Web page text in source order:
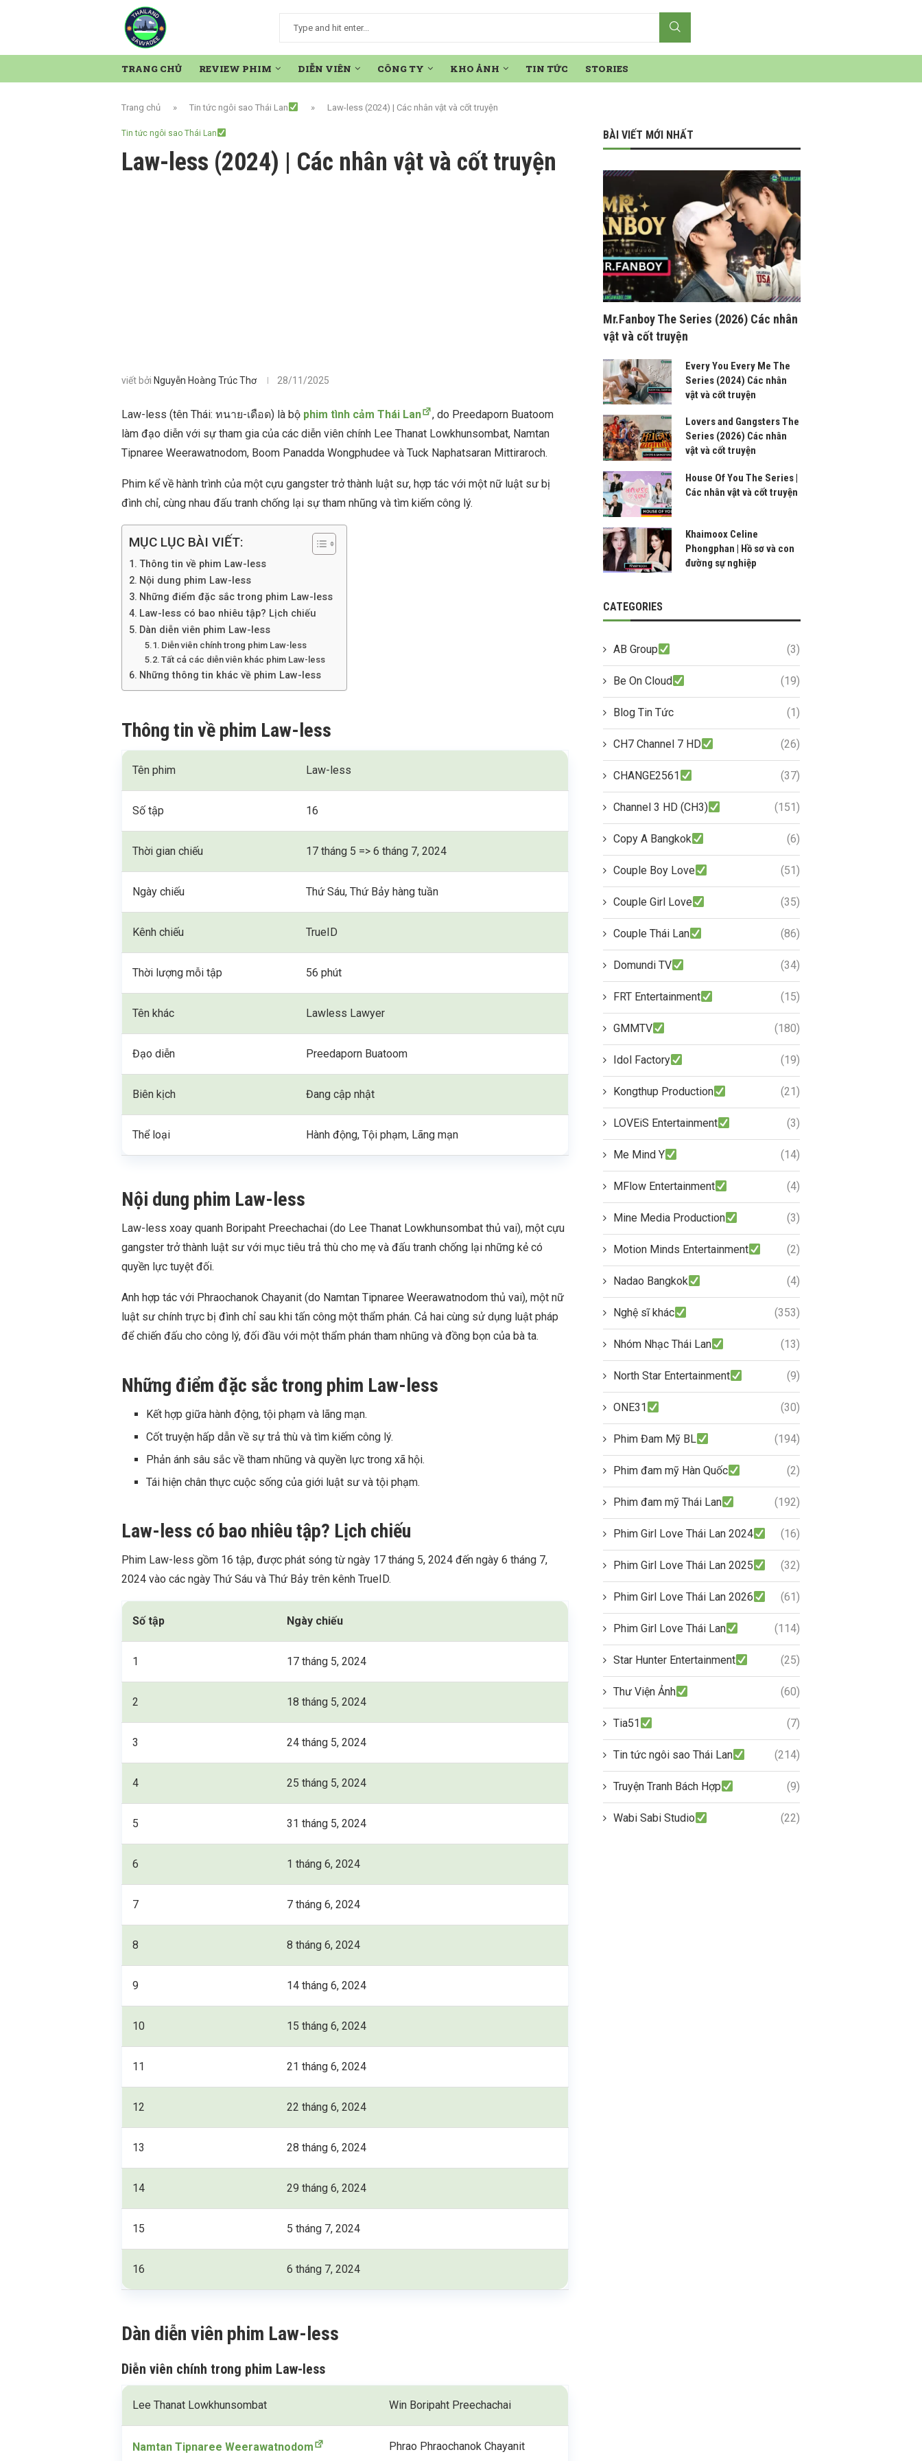
TRANG CHỦ REVIEW PHIM DIỄN VIÊN CÔNG TY KHO ẢNH TIN TỨC STORIES
Trang chủ » Tin tức ngôi sao Thái Lan » Law-less (2024) | Các nhân vật và cốt truyện
Tin tức ngôi sao Thái Lan
Law-less (2024) | Các nhân vật và cốt truyện
viết bởi Nguyễn Hoàng Trúc Thơ 28/11/2025
Law-less (tên Thái: ทนาย-เดือด) là bộ phim tình cảm Thái Lan
, do Preedaporn Buatoom
làm đạo diễn với sự tham gia của các diễn viên chính Lee Thanat Lowkhunsombat, Namtan
Tipnaree Weerawatnodom, Boom Panadda Wongphudee và Tuck Naphatsaran Mittiraroch.
Phim kể về hành trình của một cựu gangster trở thành luật sư, hợp tác với một nữ luật sư bị
đình chỉ, cùng nhau đấu tranh chống lại sự tham nhũng và tìm kiếm công lý.
MỤC LỤC BÀI VIẾT:
Thông tin về phim Law-less
Nội dung phim Law-less
Những điểm đặc sắc trong phim Law-less
Law-less có bao nhiêu tập? Lịch chiếu
Dàn diễn viên phim Law-less
Diễn viên chính trong phim Law-less
Tất cả các diễn viên khác phim Law-less
Những thông tin khác về phim Law-less
Thông tin về phim Law-less
Tên phim Law-less
Số tập 16
Thời gian chiếu 17 tháng 5 => 6 tháng 7, 2024
Ngày chiếu Thứ Sáu, Thứ Bảy hàng tuần
Kênh chiếu TrueID
Thời lượng mỗi tập 56 phút
Tên khác Lawless Lawyer
Đạo diễn Preedaporn Buatoom
Biên kịch Đang cập nhật
Thể loại Hành động, Tội phạm, Lãng mạn
Nội dung phim Law-less
Law-less xoay quanh Boripaht Preechachai (do Lee Thanat Lowkhunsombat thủ vai), một cựu
gangster trở thành luật sư với mục tiêu trả thù cho mẹ và đấu tranh chống lại những kẻ có
quyền lực tuyệt đối.
Anh hợp tác với Phraochanok Chayanit (do Namtan Tipnaree Weerawatnodom thủ vai), một nữ
luật sư chính trực bị đình chỉ sau khi tấn công một thẩm phán. Cả hai cùng sử dụng luật pháp
để chiến đấu cho công lý, đối đầu với một thẩm phán tham nhũng và đồng bọn của bà ta.
Những điểm đặc sắc trong phim Law-less
Kết hợp giữa hành động, tội phạm và lãng mạn.
Cốt truyện hấp dẫn về sự trả thù và tìm kiếm công lý.
Phản ánh sâu sắc về tham nhũng và quyền lực trong xã hội.
Tái hiện chân thực cuộc sống của giới luật sư và tội phạm.
Law-less có bao nhiêu tập? Lịch chiếu
Phim Law-less gồm 16 tập, được phát sóng từ ngày 17 tháng 5, 2024 đến ngày 6 tháng 7,
2024 vào các ngày Thứ Sáu và Thứ Bảy trên kênh TrueID.
Số tập Ngày chiếu
1 17 tháng 5, 2024
2 18 tháng 5, 2024
3 24 tháng 5, 2024
4 25 tháng 5, 2024
5 31 tháng 5, 2024
6 1 tháng 6, 2024
7 7 tháng 6, 2024
8 8 tháng 6, 2024
9 14 tháng 6, 2024
10 15 tháng 6, 2024
11 21 tháng 6, 2024
12 22 tháng 6, 2024
13 28 tháng 6, 2024
14 29 tháng 6, 2024
15 5 tháng 7, 2024
16 6 tháng 7, 2024
Dàn diễn viên phim Law-less
Diễn viên chính trong phim Law-less
Lee Thanat Lowkhunsombat Win Boripaht Preechachai
Namtan Tipnaree Weerawatnodom Phrao Phraochanok Chayanit
BÀI VIẾT MỚI NHẤT
Mr.Fanboy The Series (2026) Các nhân
vật và cốt truyện
Every You Every Me The
Series (2024) Các nhân
vật và cốt truyện
Lovers and Gangsters The
Series (2026) Các nhân
vật và cốt truyện
House Of You The Series |
Các nhân vật và cốt truyện
Khaimoox Celine
Phongphan | Hồ sơ và con
đường sự nghiệp
CATEGORIES
AB Group (3)
Be On Cloud (19)
Blog Tin Tức (1)
CH7 Channel 7 HD (26)
CHANGE2561 (37)
Channel 3 HD (CH3) (151)
Copy A Bangkok (6)
Couple Boy Love (51)
Couple Girl Love (35)
Couple Thái Lan (86)
Domundi TV (34)
FRT Entertainment (15)
GMMTV (180)
Idol Factory (19)
Kongthup Production (21)
LOVEiS Entertainment (3)
Me Mind Y (14)
MFlow Entertainment (4)
Mine Media Production (3)
Motion Minds Entertainment (2)
Nadao Bangkok (4)
Nghệ sĩ khác (353)
Nhóm Nhạc Thái Lan (13)
North Star Entertainment (9)
ONE31 (30)
Phim Đam Mỹ BL (194)
Phim đam mỹ Hàn Quốc (2)
Phim đam mỹ Thái Lan (192)
Phim Girl Love Thái Lan 2024 (16)
Phim Girl Love Thái Lan 2025 (32)
Phim Girl Love Thái Lan 2026 (61)
Phim Girl Love Thái Lan (114)
Star Hunter Entertainment (25)
Thư Viện Ảnh (60)
Tia51 (7)
Tin tức ngôi sao Thái Lan (214)
Truyện Tranh Bách Hợp (9)
Wabi Sabi Studio (22)